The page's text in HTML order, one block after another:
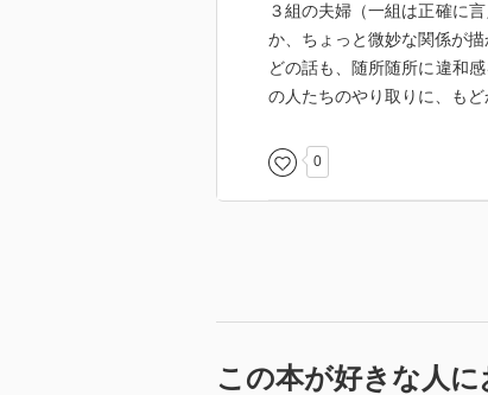
３組の夫婦（一組は正確に
か、ちょっと微妙な関係が描
どの話も、随所随所に違和
の人たちのやり取りに、もど
0
この本が好きな人